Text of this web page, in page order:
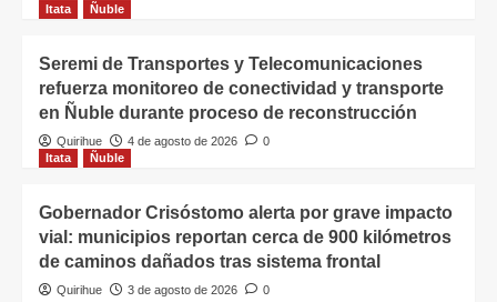
Itata
Ñuble
Seremi de Transportes y Telecomunicaciones
refuerza monitoreo de conectividad y transporte
en Ñuble durante proceso de reconstrucción
Quirihue 4 de agosto de 2026
0
Itata
Ñuble
Gobernador Crisóstomo alerta por grave impacto
vial: municipios reportan cerca de 900 kilómetros
de caminos dañados tras sistema frontal
Quirihue 3 de agosto de 2026 0